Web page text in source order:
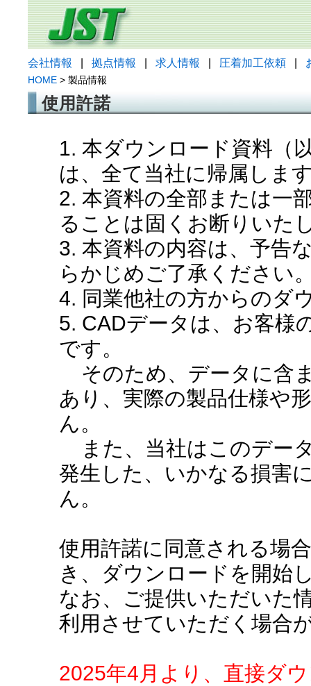
会社情報 拠点情報 求人情報 圧着加工依頼
HOME > 製品情報
使用許諾
1. 本ダウンロード資料（
は、全て当社に帰属しま
2. 本資料の全部または一
ることは固くお断りいた
3. 本資料の内容は、予告
らかじめご了承ください
4. 同業他社の方からのダ
5. CADデータは、お客様
です。
そのため、データに含
あり、実際の製品仕様や
ん。
また、当社はこのデー
発生した、いかなる損害
ん。
使用許諾に同意される場
き、ダウンロードを開始
なお、ご提供いただいた
利用させていただく場合
2025年4月より、直接ダ